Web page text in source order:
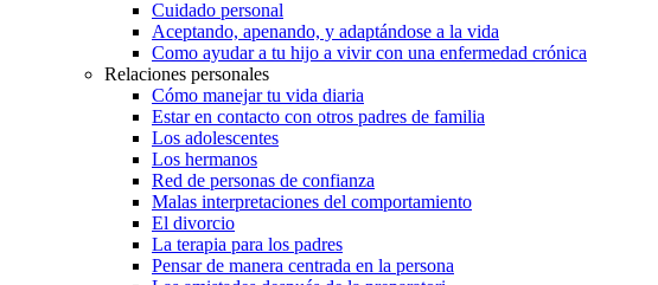
Cuidado personal
Aceptando, apenando, y adaptándose a la vida
Como ayudar a tu hijo a vivir con una enfermedad crónica
Relaciones personales
Cómo manejar tu vida diaria
Estar en contacto con otros padres de familia
Los adolescentes
Los hermanos
Red de personas de confianza
Malas interpretaciones del comportamiento
El divorcio
La terapia para los padres
Pensar de manera centrada en la persona